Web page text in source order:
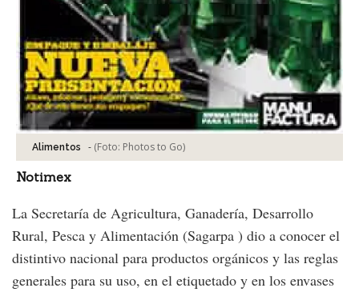
Alimentos - (Foto: Photos to Go)
Notimex
La Secretaría de Agricultura, Ganadería, Desarrollo
Rural, Pesca y Alimentación (Sagarpa ) dio a conocer el
distintivo nacional para productos orgánicos y las reglas
generales para su uso, en el etiquetado y en los envases